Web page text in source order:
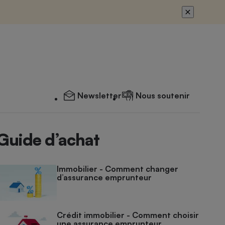
Newsletter Nous soutenir
d’achat
Immobilier - Comment changer
d’assurance emprunteur
Crédit immobilier - Comment choisir